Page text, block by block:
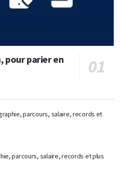
pour parier en
parcours, salaire, records et
parcours, salaire, records et plus